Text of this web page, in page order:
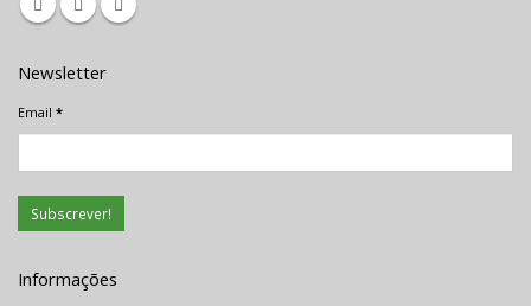
Newsletter
Email *
Informações